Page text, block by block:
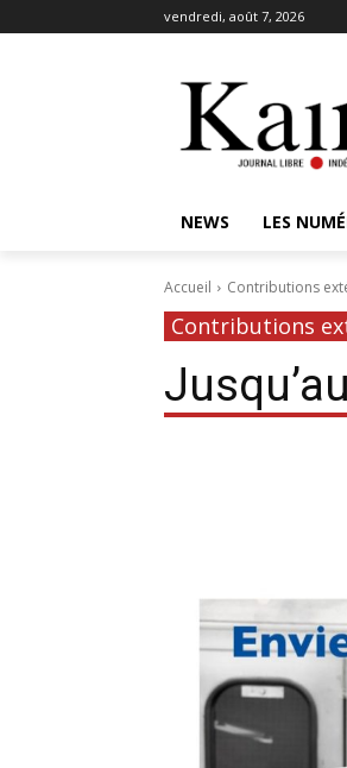
vendredi, août 7, 2026
NEWS LES
Accueil Contributions
Contributions